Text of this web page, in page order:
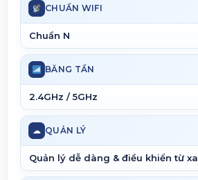
CHUẨN WIFI
Chuẩn N
BĂNG TẦN
2.4GHz / 5GHz
☁ QUẢN LÝ
Quản lý dễ dàng & điều khiển từ xa